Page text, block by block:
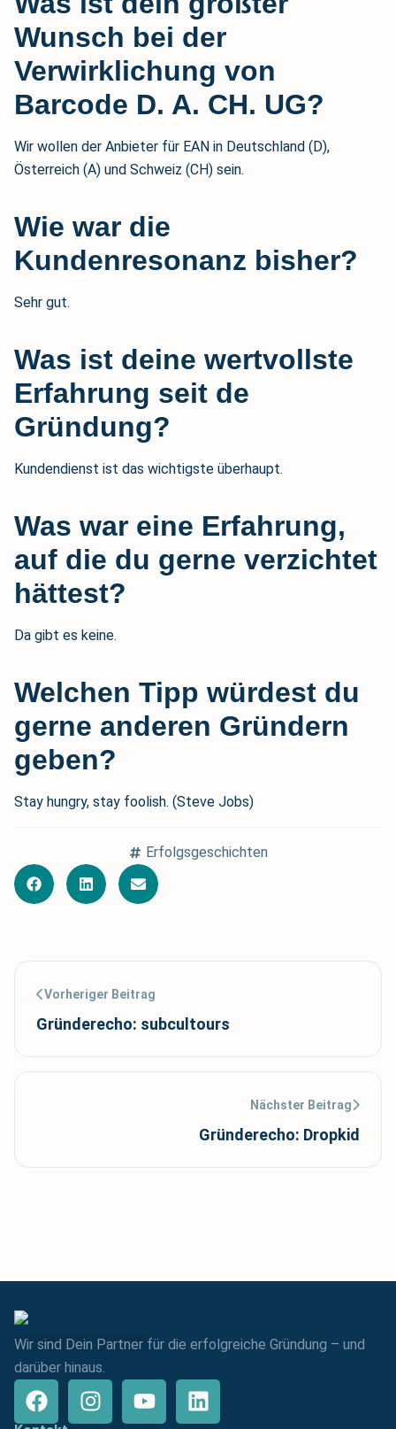
Wunsch bei der
Verwirklichung von
Barcode D. A. CH. UG?
Wir wollen der Anbieter für EAN in Deutschland (D),
Österreich (A) und Schweiz (CH) sein.
Wie war die
Kundenresonanz bisher?
Sehr gut.
Was ist deine wertvollste
Erfahrung seit de
Gründung?
Kundendienst ist das wichtigste überhaupt.
Was war eine Erfahrung,
auf die du gerne verzichtet
hättest?
Da gibt es keine.
Welchen Tipp würdest du
gerne anderen Gründern
geben?
Stay hungry, stay foolish. (Steve Jobs)
Erfolgsgeschichten
Vorheriger Beitrag
Gründerecho: subcultours
Nächster Beitrag
Gründerecho: Dropkid
Wir sind Dein Partner für die erfolgreiche Gründung – und
darüber hinaus.